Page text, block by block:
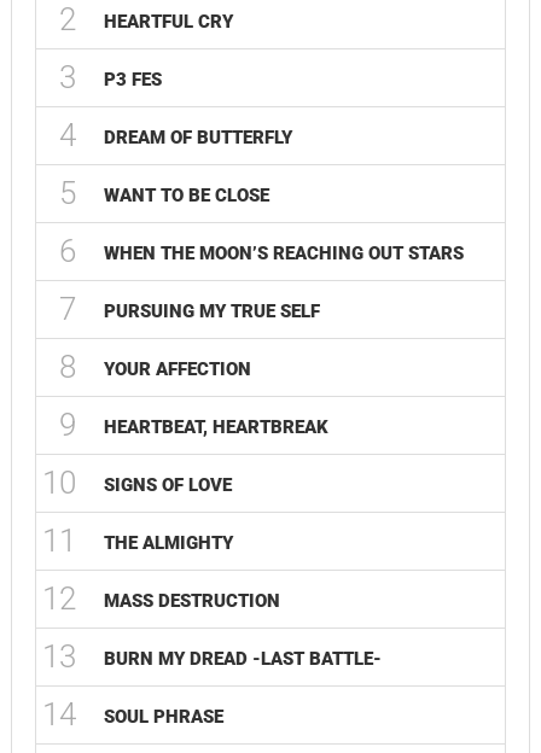
2 HEARTFUL CRY
3 P3 FES
4 DREAM OF BUTTERFLY
5 WANT TO BE CLOSE
6 WHEN THE MOON’S REACHING OUT STARS
7 PURSUING MY TRUE SELF
8 YOUR AFFECTION
9 HEARTBEAT, HEARTBREAK
10 SIGNS OF LOVE
11 THE ALMIGHTY
12 MASS DESTRUCTION
13 BURN MY DREAD -LAST BATTLE-
14 SOUL PHRASE